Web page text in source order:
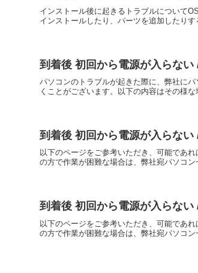
インストール後に起きるトラブルについて
インストールしたり、パーツを追加したり
到着後 初回から電源が入らな
パソコンのトラブルが起きた際に、弊社に
くことがございます。以下の内容はその様
到着後 初回から電源が入らな
以下のページをご参考いただき、可能であ
の方で作業が困難な場合は、弊社宛パソコ
到着後 初回から電源が入らな
以下のページをご参考いただき、可能であ
の方で作業が困難な場合は、弊社宛パソコ